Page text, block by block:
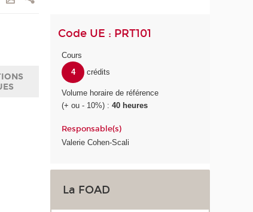
Code UE : PRT101
Cours
4
crédits
Volume horaire de référence
(+ ou - 10%) :40 heures
Responsable(s)
Valerie Cohen-Scali
La FOAD